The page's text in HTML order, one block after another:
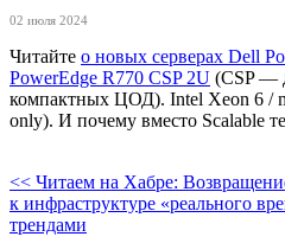
02 июля 2024
Читайте о новых серверах Dell
PowerEdge R770 CSP 2U (CSP —
компактных ЦОД). Intel Xeon 6 /
only). И почему вместо Scalable
<< Читаем на Хабре:
к инфраструктуре «реального
трендами